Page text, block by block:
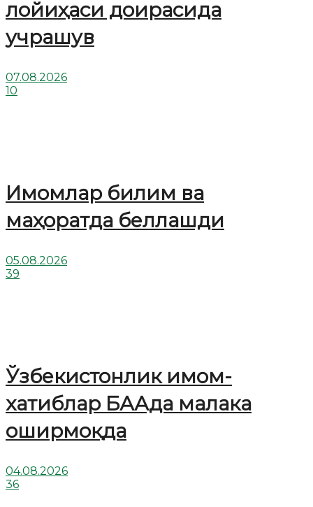
лойиҳаси доирасида
учрашув
07.08.2026
10
Имомлар билим ва
маҳоратда беллашди
05.08.2026
39
Ўзбекистонлик имом-
хатиблар БААда малака
оширмоқда
04.08.2026
36